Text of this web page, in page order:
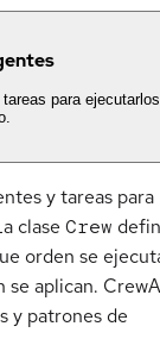
para ejecutarlos
y tareas para
clase Crew
orden se
se aplican.
y patrones de